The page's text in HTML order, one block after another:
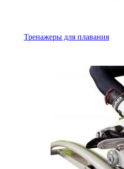
Тренажеры для плавания